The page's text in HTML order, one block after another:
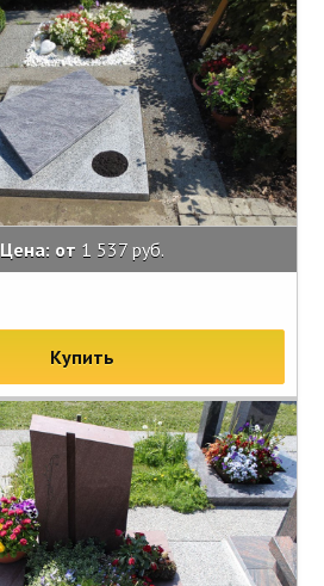
Цена: от 1 537 руб.
Купить